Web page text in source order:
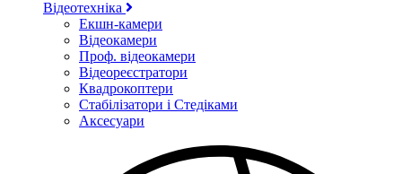
Відеотехніка
Екшн-камери
Відеокамери
Проф. відеокамери
Відеореєстратори
Квадрокоптери
Стабілізатори і Стедіками
Аксесуари